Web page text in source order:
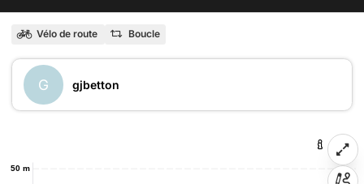
Vélo de route Boucle
G gjbetton
50 m